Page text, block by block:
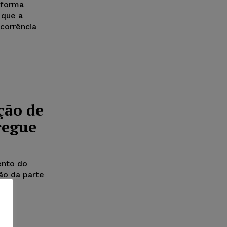
a
de
do
da parte